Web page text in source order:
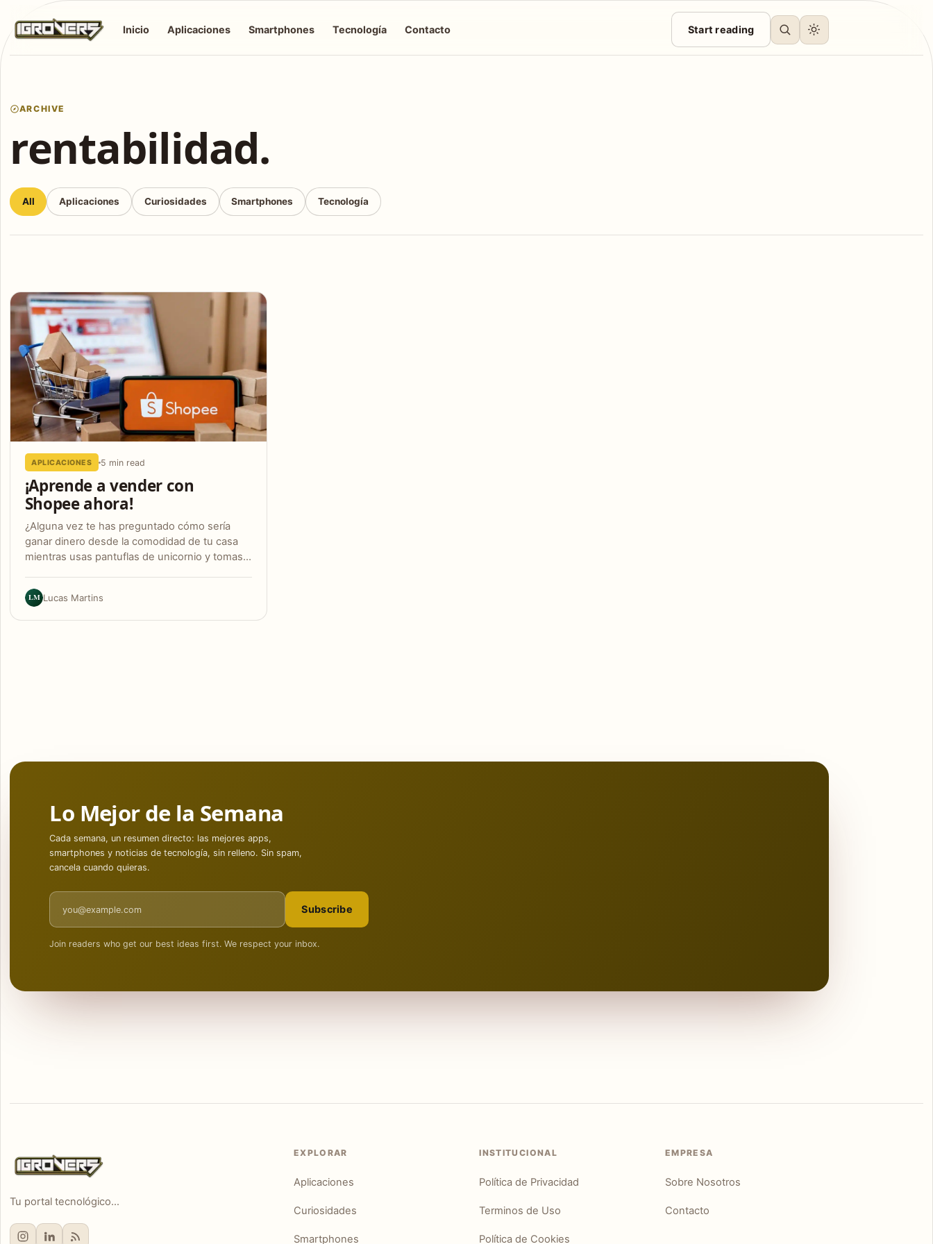
Inicio Aplicaciones Smartphones Tecnología Contacto Start reading
ARCHIVE
rentabilidad.
All Aplicaciones Curiosidades Smartphones Tecnología
Articles
APLICACIONES 5 min read
¡Aprende a vender con
Shopee ahora!
¿Alguna vez te has preguntado cómo sería
ganar dinero desde la comodidad de tu casa
mientras usas pantuflas de unicornio y tomas…
LM Lucas Martins
Lo Mejor de la Semana
Cada semana, un resumen directo: las mejores apps,
smartphones y noticias de tecnología, sin relleno. Sin spam,
cancela cuando quieras.
Email address
Subscribe
Join readers who get our best ideas first. We respect your inbox.
Tu portal tecnológico...
EXPLORAR
Aplicaciones
Curiosidades
Smartphones
INSTITUCIONAL
Política de Privacidad
Terminos de Uso
Política de Cookies
EMPRESA
Sobre Nosotros
Contacto